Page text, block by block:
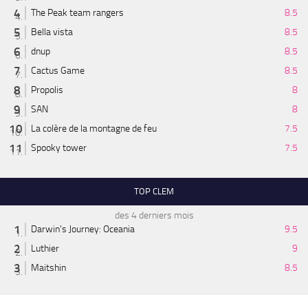
The Peak team rangers
8.5
Bella vista
8.5
dnup
8.5
Cactus Game
8.5
Propolis
8
SAN
8
La colère de la montagne de feu
7.5
Spooky tower
7.5
TOP CLEM
des 4 derniers mois
Darwin's Journey: Oceania
9.5
Luthier
9
Maitshin
8.5